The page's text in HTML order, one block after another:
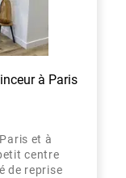
à Paris
et à
centre
de reprise